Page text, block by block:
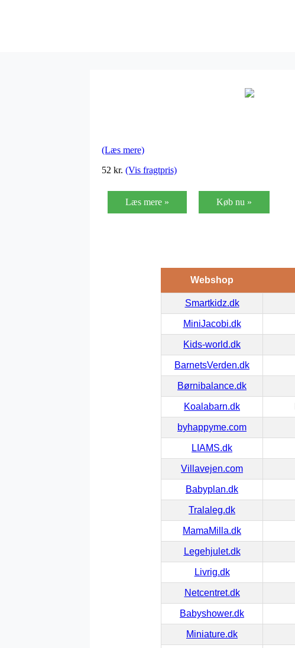
(Læs mere)
52 kr. (Vis fragtpris)
Læs mere » Køb nu »
Webshop
Smartkidz.dk
MiniJacobi.dk
Kids-world.dk
BarnetsVerden.dk
Børnibalance.dk
Koalabarn.dk
byhappyme.com
LIAMS.dk
Villavejen.com
Babyplan.dk
Tralaleg.dk
MamaMilla.dk
Legehjulet.dk
Livrig.dk
Netcentret.dk
Babyshower.dk
Miniature.dk